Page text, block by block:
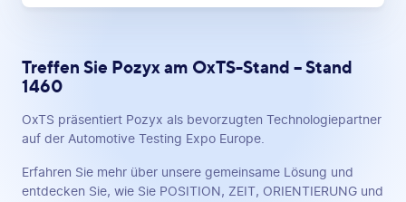
Treffen Sie Pozyx am OxTS-Stand – Stand
1460
OxTS präsentiert Pozyx als bevorzugten Technologiepartner
auf der Automotive Testing Expo Europe.
Erfahren Sie mehr über unsere gemeinsame Lösung und
entdecken Sie, wie Sie POSITION, ZEIT, ORIENTIERUNG und